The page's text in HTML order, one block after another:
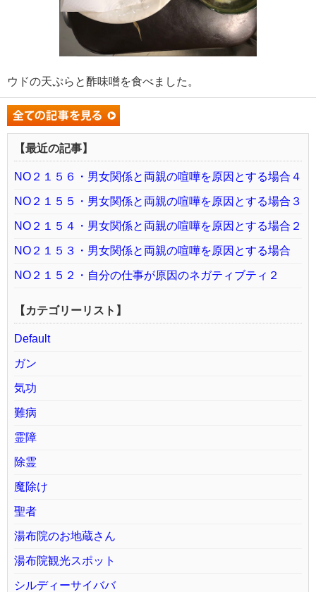
ウドの天ぷらと酢味噌を食べました。
【最近の記事】
NO２１５６・男女関係と両親の喧嘩を原因とする場合４
NO２１５５・男女関係と両親の喧嘩を原因とする場合３
NO２１５４・男女関係と両親の喧嘩を原因とする場合２
NO２１５３・男女関係と両親の喧嘩を原因とする場合
NO２１５２・自分の仕事が原因のネガティブティ２
【カテゴリーリスト】
Default
ガン
気功
難病
霊障
除霊
魔除け
聖者
湯布院のお地蔵さん
湯布院観光スポット
シルディーサイババ